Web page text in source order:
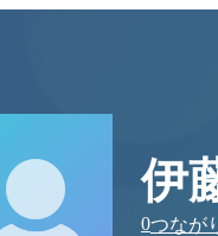
伊
0つなが